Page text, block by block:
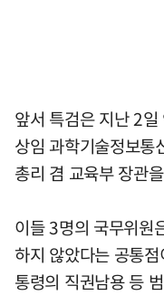
앞서 특검은 지난 2
상임 과학기술정보통
총리 겸 교육부 장관
이들 3명의 국무위원
하지 않았다는 공통
통령의 직권남용 등